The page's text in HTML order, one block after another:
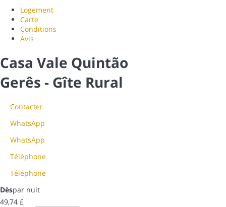
Logement
Carte
Conditions
Avis
Casa Vale Quintão
Gerês - Gîte Rural
Contacter
WhatsApp
WhatsApp
Téléphone
Téléphone
Dèspar nuit
49,74 £